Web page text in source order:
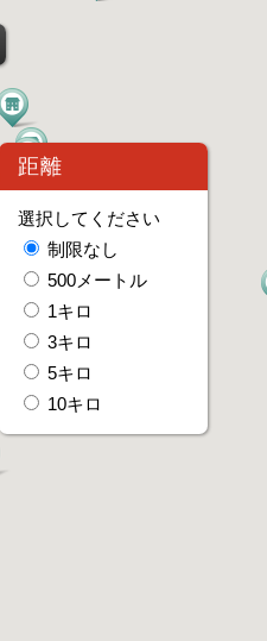
距離
選択してください
制限なし
500メートル
1キロ
3キロ
5キロ
10キロ